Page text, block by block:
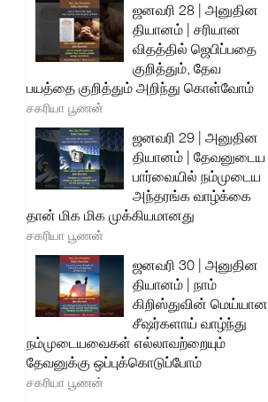
ஜனவரி 28 | அனுதின
தியானம் | சரியான
விதத்தில் ஜெபிப்பதை
குறித்தும், தேவ
பயத்தை குறித்தும் அறிந்து கொள்வோம்
சகரியா பூணன்
ஜனவரி 29 | அனுதின
தியானம் | தேவனுடைய
பார்வையில் நம்முடைய
அந்தரங்க வாழ்க்கை
தான் மிக மிக முக்கியமானது
சகரியா பூணன்
ஜனவரி 30 | அனுதின
தியானம் | நாம்
கிறிஸ்துவின் மெய்யான
சீஷர்களாய் வாழ்ந்து
நம்முடையவைகள் எல்லாவற்றையும்
தேவனுக்கு ஒப்புக்கொடுப்போம்
சகரியா பூணன்